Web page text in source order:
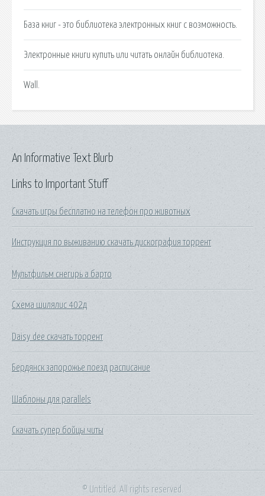
База книг - это библиотека электронных книг с возможность.
Электронные книги купить или читать онлайн библиотека.
Wall.
Links to Important Stuff
Скачать игры бесплатно на телефон про животных
Инструкция по выживанию скачать дискография торрент
Мультфильм снегирь а барто
Схема шилялис 402д
Daisy dee скачать торрент
Бердянск запорожье поезд расписание
Шаблоны для parallels
Скачать супер бойцы читы
An Informative Text Blurb
© Untitled. All rights reserved.